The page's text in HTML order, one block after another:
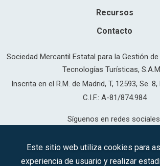
Recursos
Contacto
Sociedad Mercantil Estatal para la Gestión
Tecnologías Turísticas,
Inscrita en el R.M. de Madrid, T, 12593, Se. 8,
C.I.F.: A-81/874.984
Síguenos en redes
Este sitio web utiliza cookies para
experiencia de usuario y realizar